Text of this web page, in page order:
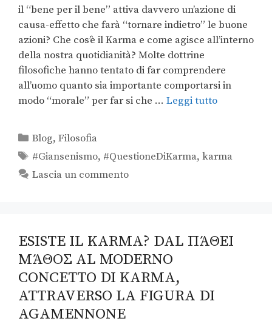
il “bene per il bene” attiva davvero un’azione di
causa-effetto che farà “tornare indietro” le buone
azioni? Che cos’è il Karma e come agisce all’interno
della nostra quotidianità? Molte dottrine
filosofiche hanno tentato di far comprendere
all’uomo quanto sia importante comportarsi in
modo “morale” per far si che … Leggi tutto
Blog,Filosofia
#Giansenismo, #QuestioneDiKarma,karma
Lascia un commento
ESISTE IL KARMA? DAL ΠΆΘΕΙ
ΜΆΘΟΣ AL MODERNO
CONCETTO DI KARMA,
ATTRAVERSO LA FIGURA DI
AGAMENNONE